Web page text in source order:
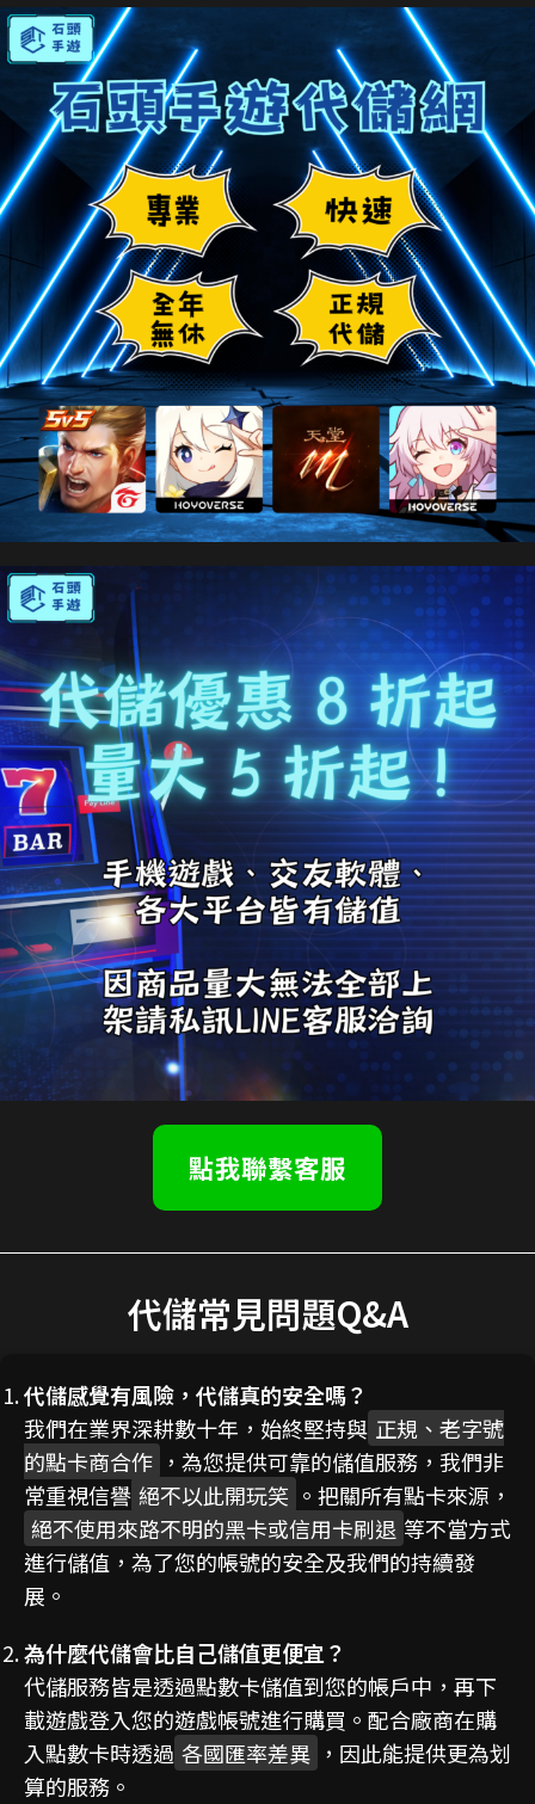
點我聯繫客服
代儲常見問題Q&A
代儲感覺有風險，代儲真的安全嗎？
我們在業界深耕數十年，始終堅持與 正規、老字號
的點卡商合作 ，為您提供可靠的儲值服務，我們非
常重視信譽 絕不以此開玩笑 。把關所有點卡來源，
絕不使用來路不明的黑卡或信用卡刷退 等不當方式
進行儲值，為了您的帳號的安全及我們的持續發
展。
為什麼代儲會比自己儲值更便宜？
代儲服務皆是透過點數卡儲值到您的帳戶中，再下
載遊戲登入您的遊戲帳號進行購買。配合廠商在購
入點數卡時透過 各國匯率差異 ，因此能提供更為划
算的服務。